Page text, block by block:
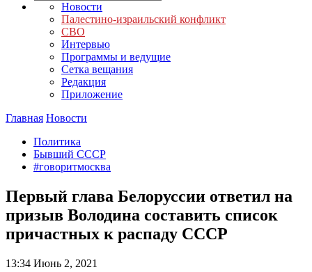
Новости
Палестино-израильский конфликт
СВО
Интервью
Программы и ведущие
Сетка вещания
Редакция
Приложение
Главная Новости
Политика
Бывший СССР
#говоритмосква
Первый глава Белоруссии ответил на
призыв Володина составить список
причастных к распаду СССР
13:34 Июнь 2, 2021